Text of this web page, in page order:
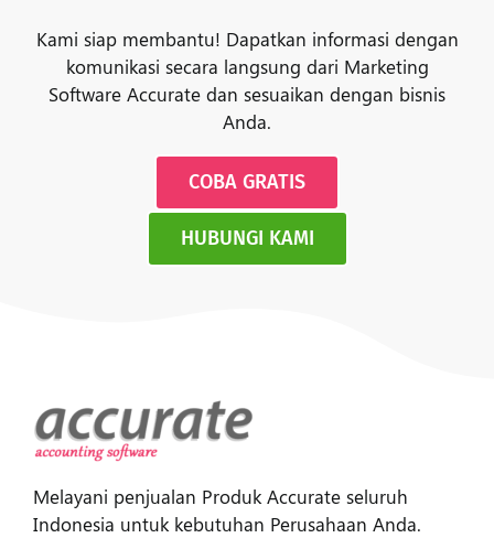
Kami siap membantu! Dapatkan informasi dengan
komunikasi secara langsung dari Marketing
Software Accurate dan sesuaikan dengan bisnis
Anda.
COBA GRATIS
HUBUNGI KAMI
Melayani penjualan Produk Accurate seluruh
Indonesia untuk kebutuhan Perusahaan Anda.